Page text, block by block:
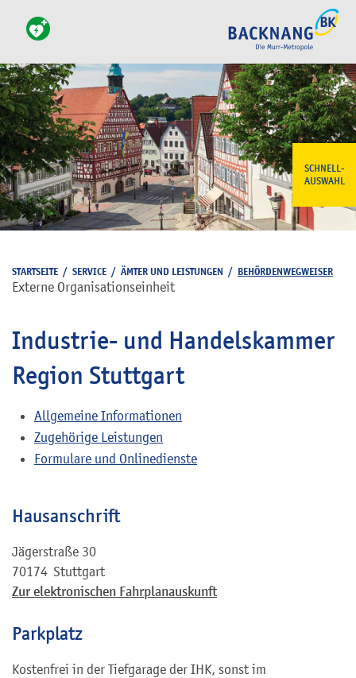
SCHNELL-
AUSWAHL
STARTSEITE / SERVICE / ÄMTER UND LEISTUNGEN / BEHÖRDENWEGWEISER
Externe Organisationseinheit
Industrie- und Handelskammer
Region Stuttgart
Allgemeine Informationen
Zugehörige Leistungen
Formulare und Onlinedienste
Hausanschrift
Jägerstraße 30
70174 Stuttgart
Zur elektronischen Fahrplanauskunft
Parkplatz
Kostenfrei in der Tiefgarage der IHK, sonst im